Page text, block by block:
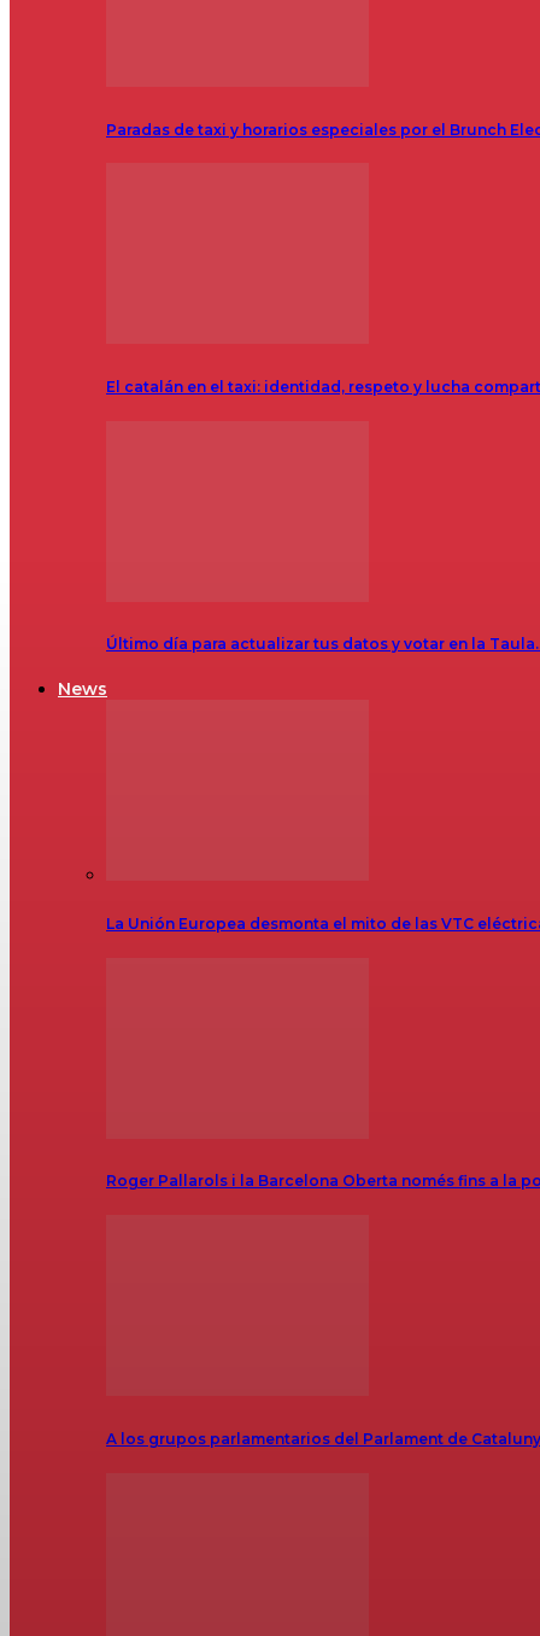
Paradas de taxi y horarios especiales por el Brunch
El catalán en el taxi: identidad, respeto y lucha
Último día para actualizar tus datos y votar en la
News
La Unión Europea desmonta el mito de las VTC
Roger Pallarols i la Barcelona Oberta només fins a la
A los grupos parlamentarios del Parlament de